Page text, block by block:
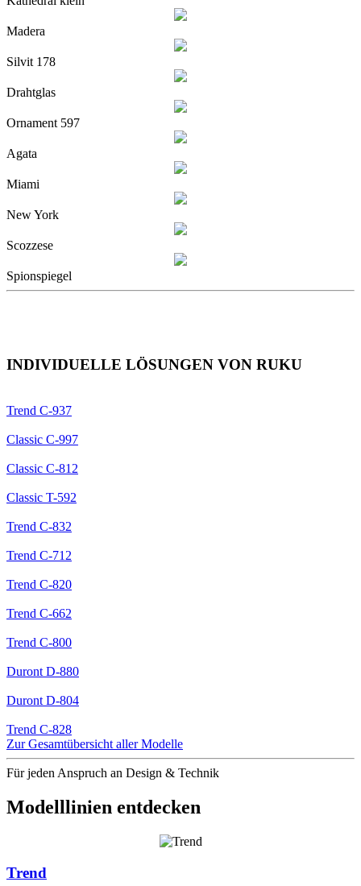
Madera
Silvit 178
Drahtglas
Ornament 597
Agata
Miami
New York
Scozzese
Spionspiegel
INDIVIDUELLE LÖSUNGEN VON RUKU
Trend C-937
Classic C-997
Classic C-812
Classic T-592
Trend C-832
Trend C-712
Trend C-820
Trend C-662
Trend C-800
Duront D-880
Duront D-804
Trend C-828
Zur Gesamtübersicht aller Modelle
Für jeden Anspruch an Design & Technik
Modelllinien entdecken
Trend